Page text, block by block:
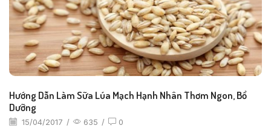
Hướng Dẫn Làm Sữa Lúa Mạch Hạnh Nhân Thơm Ngon, Bổ
Dưỡng
15/04/2017 / 635 / 0